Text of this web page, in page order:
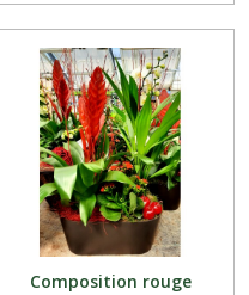
Composition rouge